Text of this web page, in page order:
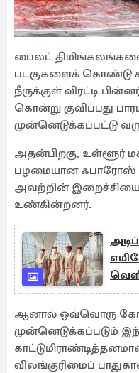
பைலட்
படகுகளைக் கொண்டு
நீருக்குள் விரட்டி
கொன்று குவிப்பது
முன்னெடுக்கப்பட்டு
அதன்பிறகு, உள்ளூர்
பழமையான ஃபாரோஸ்
அவற்றின்
உண்கின்றனர்.
ஆனால் ஒவ்வொரு
முன்னெடுக்கப்படும்
விலங்குரிமைப்